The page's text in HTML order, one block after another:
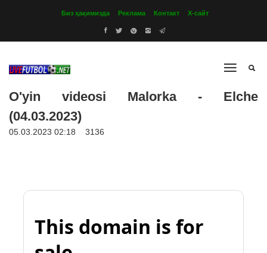
Биз ҳақимизда Реклама Контакт Х-сайт
O'yin videosi Malorka - Elche
(04.03.2023)
05.03.2023 02:18 3136